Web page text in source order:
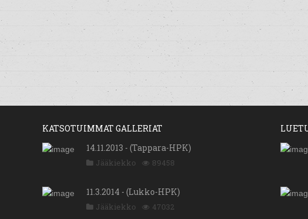
KATSOTUIMMAT GALLERIAT
14.11.2013 - (Tappara-HPK)
Jääkiekko 89458
11.3.2014 - (Lukko-HPK)
Jääkiekko 47032